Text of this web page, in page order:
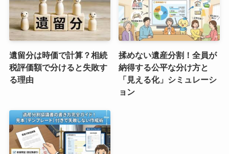
遺留分は時価で計算？相続
税評価額で分けると失敗す
る理由
揉めない遺産分割！全員が
納得する公平な分け方と
「見える化」シミュレーシ
ョン